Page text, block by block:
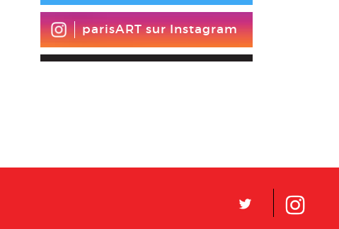
parisART sur Instagram
L